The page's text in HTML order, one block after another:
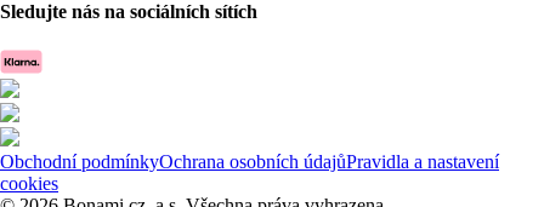
Sledujte nás na sociálních sítích
Obchodní podmínkyOchrana osobních údajůPravidla a nastavení
cookies